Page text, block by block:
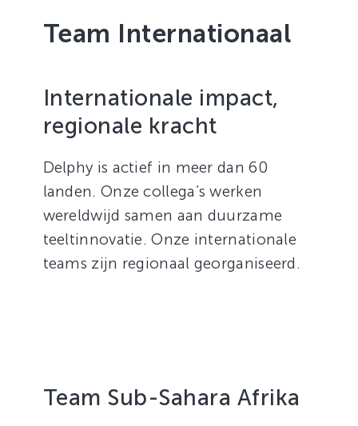
Team Internationaal
Internationale impact,
regionale kracht
Delphy is actief in meer dan 60
landen. Onze collega’s werken
wereldwijd samen aan duurzame
teeltinnovatie. Onze internationale
teams zijn regionaal georganiseerd.
Team Sub-Sahara Afrika